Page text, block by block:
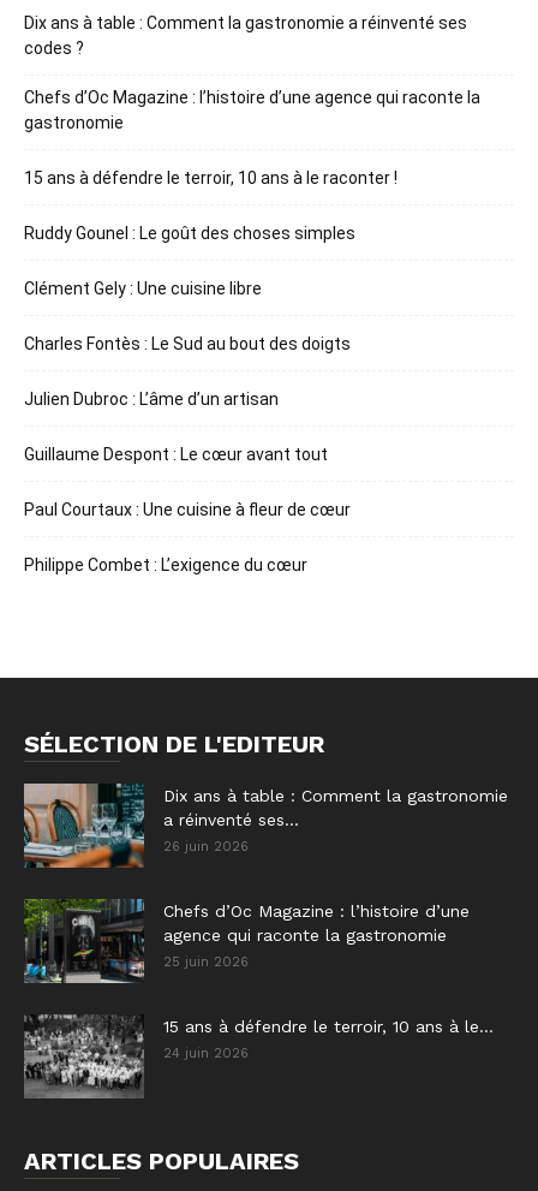
Dix ans à table : Comment la gastronomie a réinventé ses
codes ?
Chefs d’Oc Magazine : l’histoire d’une agence qui raconte la
gastronomie
15 ans à défendre le terroir, 10 ans à le raconter !
Ruddy Gounel : Le goût des choses simples
Clément Gely : Une cuisine libre
Charles Fontès : Le Sud au bout des doigts
Julien Dubroc : L’âme d’un artisan
Guillaume Despont : Le cœur avant tout
Paul Courtaux : Une cuisine à fleur de cœur
Philippe Combet : L’exigence du cœur
SÉLECTION DE L'EDITEUR
Dix ans à table : Comment la gastronomie
a réinventé ses...
26 juin 2026
Chefs d’Oc Magazine : l’histoire d’une
agence qui raconte la gastronomie
25 juin 2026
15 ans à défendre le terroir, 10 ans à le...
24 juin 2026
ARTICLES POPULAIRES